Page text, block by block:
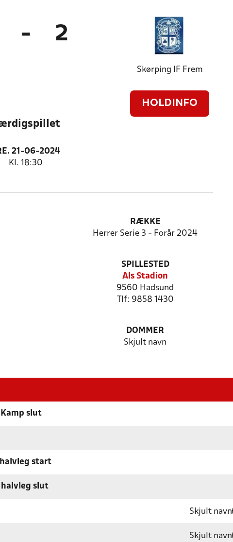
- 2
Skørping IF Frem
HOLDINFO
21-06-2024
Kl. 18:30
RÆKKE
Herrer Serie 3 - Forår 2024
SPILLESTED
Als Stadion
9560 Hadsund
Tlf: 9858 1430
DOMMER
Skjult navn
Kamp slut
start
halvleg slut
Skjult navn
Skjult navn